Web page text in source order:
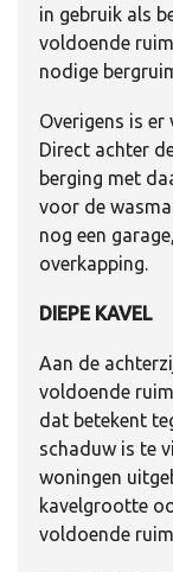
in gebruik als
voldoende
nodige
Overigens is
Direct achter
berging met
voor de
nog een
overkapping.
DIEPE KAVEL
Aan de
voldoende
dat betekent
schaduw is te
woningen
kavelgrootte
voldoende